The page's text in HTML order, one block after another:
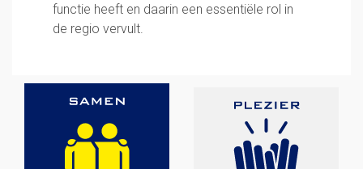
Jeugdopleiding FC Lisse
Profiel Jeugdtrainers
Keepersopleiding
Zakelijk
functie heeft en daarin een essentiële rol in
de regio vervult.